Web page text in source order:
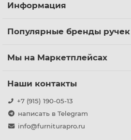
Информация
Популярные бренды ручек
Мы на Маркетплейсах
Наши контакты
+7 (915) 190-05-13
написать в Telegram
info@furniturapro.ru